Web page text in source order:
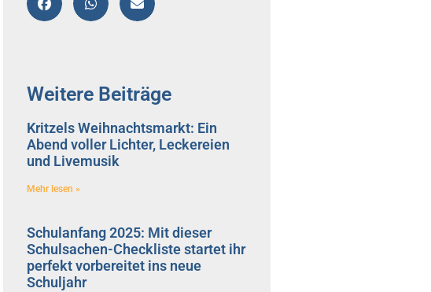
Weitere Beiträge
Kritzels Weihnachtsmarkt: Ein
Abend voller Lichter, Leckereien
und Livemusik
Mehr lesen »
Schulanfang 2025: Mit dieser
Schulsachen-Checkliste startet ihr
perfekt vorbereitet ins neue
Schuljahr